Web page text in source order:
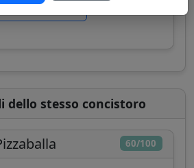
Vedi profilo
dello stesso concistoro
60/100